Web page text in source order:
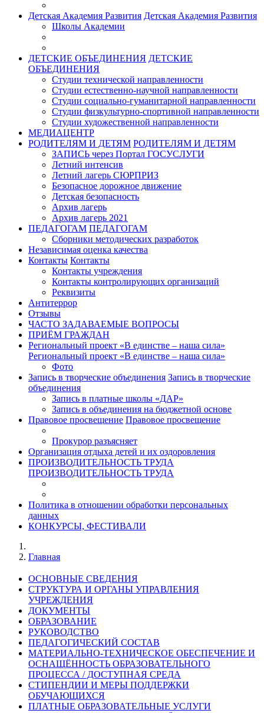
Детская Академия Развития Детская Академия Развития
Школы Академии
ДЕТСКИЕ ОБЪЕДИНЕНИЯ ДЕТСКИЕ
ОБЪЕДИНЕНИЯ
Студии технической направленности
Студии естественно-научной направленности
Студии социально-гуманитарной направленности
Студии физкультурно-спортивной направленности
Студии художественной направленности
МЕДИАЦЕНТР
РОДИТЕЛЯМ И ДЕТЯМ РОДИТЕЛЯМ И ДЕТЯМ
ЗАПИСЬ через Портал ГОСУСЛУГИ
Летний интенсив
Летний лагерь СЮРПРИЗ
Безопасное дорожное движение
Детская безопасность
Архив лагерь
Архив лагерь 2021
ПЕДАГОГАМ ПЕДАГОГАМ
Сборники методических разработок
Независимая оценка качества
Контакты Контакты
Контакты учреждения
Контакты контролирующих организаций
Реквизиты
Антитеррор
Отзывы
ЧАСТО ЗАДАВАЕМЫЕ ВОПРОСЫ
ПРИЁМ ГРАЖДАН
Региональный проект «В единстве – наша сила»
Региональный проект «В единстве – наша сила»
Фото
Запись в творческие объединения Запись в творческие
объединения
Запись в платные школы «ДАР»
Запись в объединения на бюджетной основе
Правовое просвещение Правовое просвещение
Прокурор разъясняет
Организация отдыха детей и их оздоровления
ПРОИЗВОДИТЕЛЬНОСТЬ ТРУДА
ПРОИЗВОДИТЕЛЬНОСТЬ ТРУДА
Политика в отношении обработки персональных
данных
КОНКУРСЫ, ФЕСТИВАЛИ
Главная
ОСНОВНЫЕ СВЕДЕНИЯ
СТРУКТУРА И ОРГАНЫ УПРАВЛЕНИЯ
УЧРЕЖДЕНИЯ
ДОКУМЕНТЫ
ОБРАЗОВАНИЕ
РУКОВОДСТВО
ПЕДАГОГИЧЕСКИЙ СОСТАВ
МАТЕРИАЛЬНО-ТЕХНИЧЕСКОЕ ОБЕСПЕЧЕНИЕ И
ОСНАЩЁННОСТЬ ОБРАЗОВАТЕЛЬНОГО
ПРОЦЕССА / ДОСТУПНАЯ СРЕДА
СТИПЕНДИИ И МЕРЫ ПОДДЕРЖКИ
ОБУЧАЮЩИХСЯ
ПЛАТНЫЕ ОБРАЗОВАТЕЛЬНЫЕ УСЛУГИ